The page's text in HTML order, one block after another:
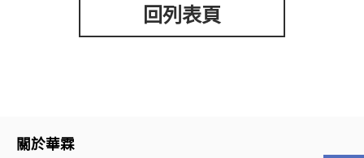
回列表頁
關於華霖